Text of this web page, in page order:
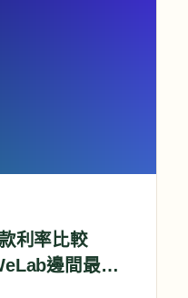
利率比較
邊間最高